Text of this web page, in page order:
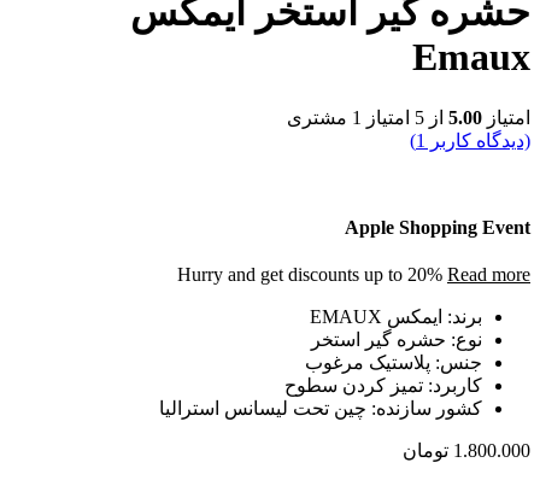
حشره گیر استخر ایمکس
Emaux
امتیاز 5.00 از 5 امتیاز 1 مشتری
(دیدگاه کاربر
1
)
Apple Shopping Event
Hurry and get discounts up to 20% Read more
برند: ایمکس EMAUX
نوع: حشره گیر استخر
جنس: پلاستیک مرغوب
کاربرد: تمیز کردن سطوح
کشور سازنده: چین تحت لیسانس استرالیا
1.800.000 تومان